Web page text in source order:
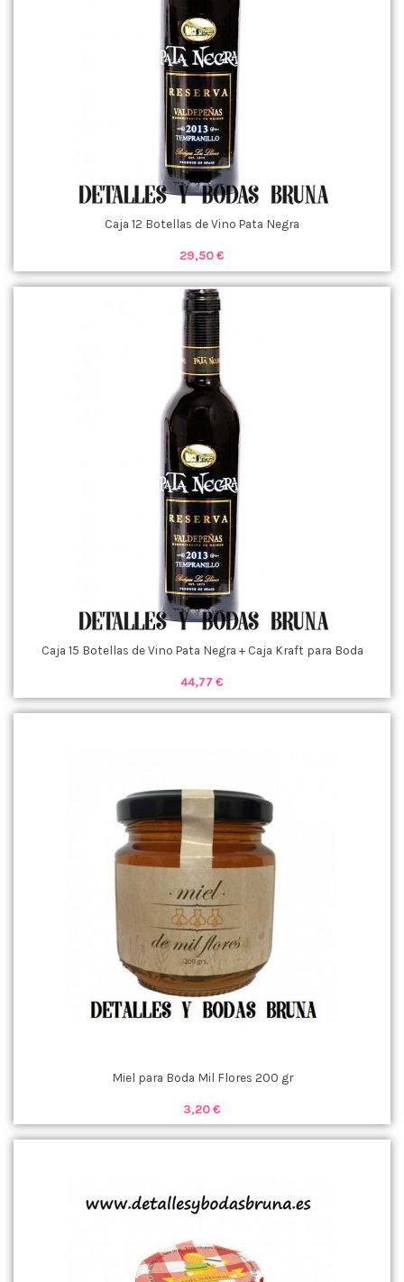
Caja 12 Botellas de Vino Pata Negra
29,50 €
Caja 15 Botellas de Vino Pata Negra + Caja Kraft para Boda
44,77 €
Miel para Boda Mil Flores 200 gr
3,20 €